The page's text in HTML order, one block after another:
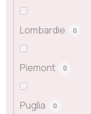
Lombardie 0
Piemont 0
Puglia 0